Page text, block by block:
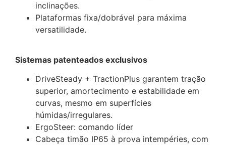
inclinações.
Plataformas fixa/dobrável para máxima
versatilidade.
Sistemas patenteados exclusivos
DriveSteady + TractionPlus garantem tração
superior, amortecimento e estabilidade em
curvas, mesmo em superfícies
húmidas/irregulares.
ErgoSteer: comando líder
Cabeça timão IP65 à prova intempéries, com